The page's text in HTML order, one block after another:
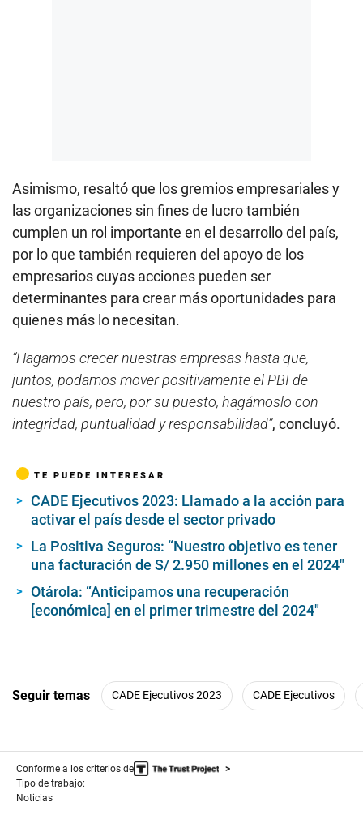
Asimismo, resaltó que los gremios empresariales y
las organizaciones sin fines de lucro también
cumplen un rol importante en el desarrollo del país,
por lo que también requieren del apoyo de los
empresarios cuyas acciones pueden ser
determinantes para crear más oportunidades para
quienes más lo necesitan.
“Hagamos crecer nuestras empresas hasta que,
juntos, podamos mover positivamente el PBI de
nuestro país, pero, por su puesto, hagámoslo con
integridad, puntualidad y responsabilidad”, concluyó.
TE PUEDE INTERESAR
CADE Ejecutivos 2023: Llamado a la acción para
activar el país desde el sector privado
La Positiva Seguros: “Nuestro objetivo es tener
una facturación de S/ 2.950 millones en el 2024″
Otárola: “Anticipamos una recuperación
[económica] en el primer trimestre del 2024″
Seguir temas CADE Ejecutivos 2023 CADE Ejecutivos
Conforme a los criterios de
Tipo de trabajo:
Noticias